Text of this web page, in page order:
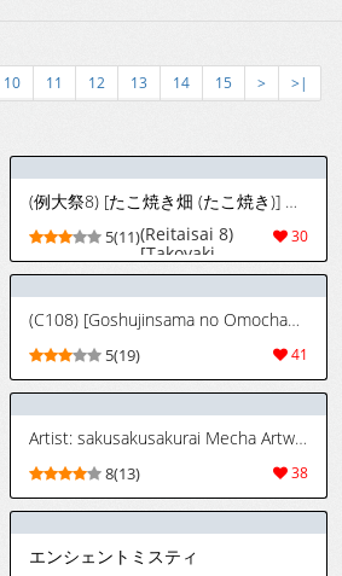
10 11 12 13 14 15 > >|
(例大祭8) [たこ焼き畑 (たこ焼き)] 私だけの信仰 (東方Project) [中国翻訳]
30
5(11)(Reitaisai 8)
[Takoyaki-
batake
(Takoyaki)]
Watashi Dake
no Shinkou
万事屋汉化组]
(C108) [Goshujinsama no Omochabako (hal)] A Story About Breasts in the Isekai Quartet Timeline! (Youjo Senki)[Mister Television]
41
5(19)
Artist: sakusakusakurai Mecha Artwork Collection - Updated July 2026
38
8(13)
エンシェントミスティ